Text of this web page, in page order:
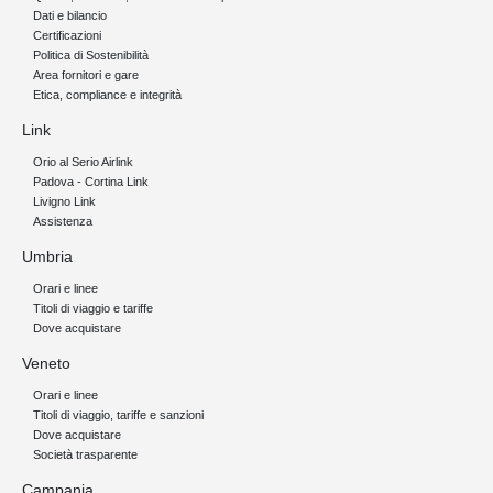
Dati e bilancio
Certificazioni
Politica di Sostenibilità
Area fornitori e gare
Etica, compliance e integrità
Link
Orio al Serio Airlink
Padova - Cortina Link
Livigno Link
Assistenza
Umbria
Orari e linee
Titoli di viaggio e tariffe
Dove acquistare
Veneto
Orari e linee
Titoli di viaggio, tariffe e sanzioni
Dove acquistare
Società trasparente